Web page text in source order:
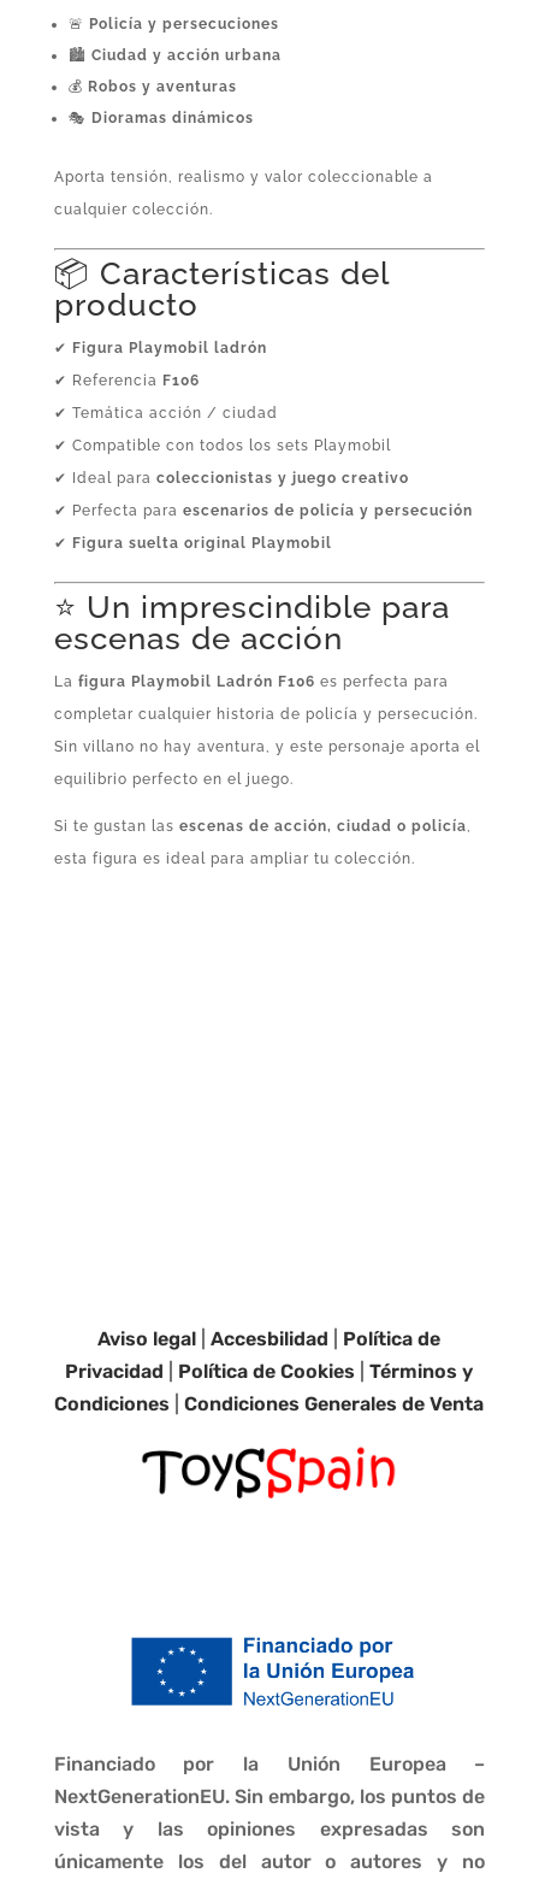
🚨 Policía y persecuciones
🏙️ Ciudad y acción urbana
💰 Robos y aventuras
🎭 Dioramas dinámicos
Aporta tensión, realismo y valor coleccionable a
cualquier colección.
📦 Características del
producto
✔ Figura Playmobil ladrón
✔ Referencia F106
✔ Temática acción / ciudad
✔ Compatible con todos los sets Playmobil
✔ Ideal para coleccionistas y juego creativo
✔ Perfecta para escenarios de policía y persecución
✔ Figura suelta original Playmobil
⭐ Un imprescindible para
escenas de acción
La figura Playmobil Ladrón F106 es perfecta para
completar cualquier historia de policía y persecución.
Sin villano no hay aventura, y este personaje aporta el
equilibrio perfecto en el juego.
Si te gustan las escenas de acción, ciudad o policía
esta figura es ideal para ampliar tu colección.
Aviso legal |Accesbilidad
Política de
Privacidad
Política de Cookies |Términos y
Condiciones |Condiciones Generales de Venta
Financiado por la Unión Europea –
NextGenerationEU. Sin embargo, los puntos de
vista y las opiniones expresadas son
únicamente los del autor o autores y no